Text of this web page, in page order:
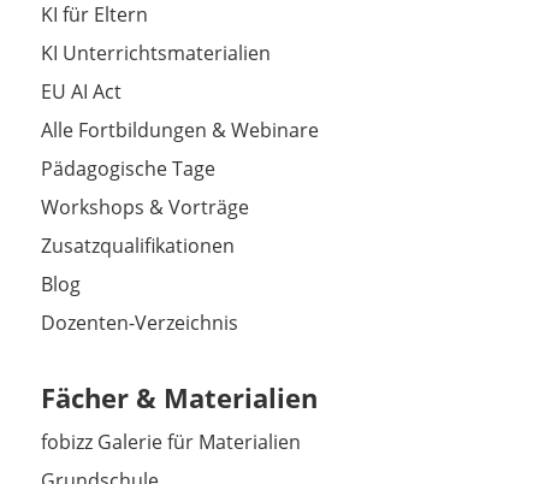
KI für Eltern
KI Unterrichtsmaterialien
EU AI Act
Alle Fortbildungen & Webinare
Pädagogische Tage
Workshops & Vorträge
Zusatzqualifikationen
Blog
Dozenten-Verzeichnis
Fächer & Materialien
fobizz Galerie für Materialien